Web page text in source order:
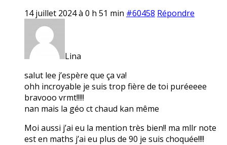
14 juillet 2024 à 0 h 51 min #60458 Répondre
Lina
salut lee j’espère que ça va!
ohh incroyable je suis trop fière de toi puréeeee
bravooo vrmt!!!!!
nan mais la géo ct chaud kan même
Moi aussi j’ai eu la mention très bien!! ma mllr note
est en maths j’ai eu plus de 90 je suis choquée!!!!